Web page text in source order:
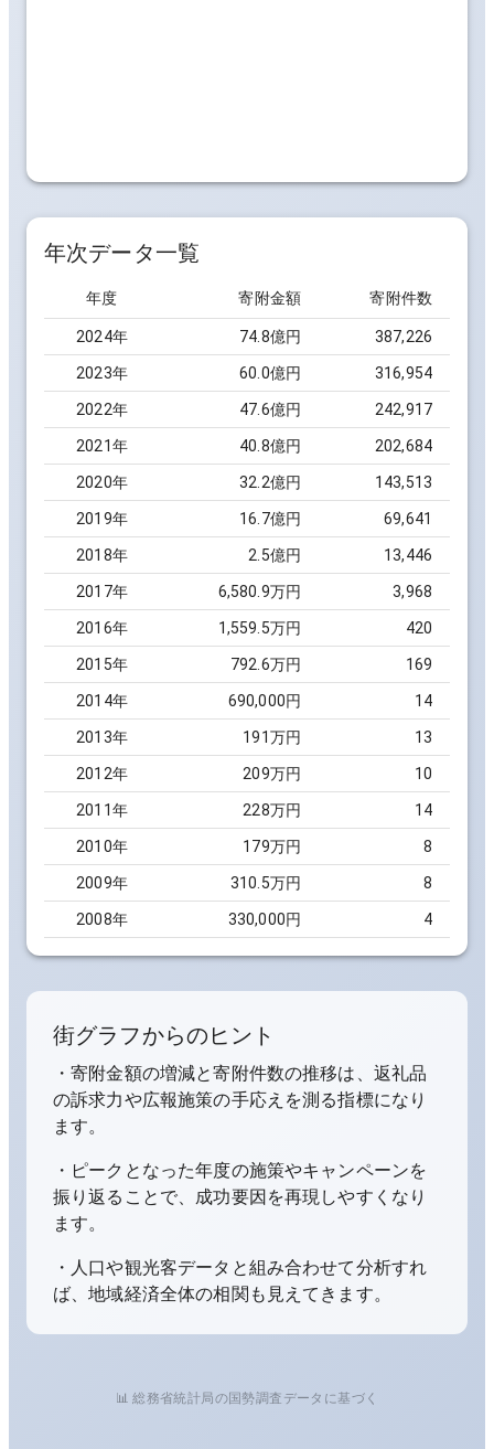
年次データ一覧
年度 寄附金額 寄附件数
2024年 74.8億円 387,226
2023年 60.0億円 316,954
2022年 47.6億円 242,917
2021年 40.8億円 202,684
2020年 32.2億円 143,513
2019年 16.7億円 69,641
2018年 2.5億円 13,446
2017年 6,580.9万円 3,968
2016年 1,559.5万円 420
2015年 792.6万円 169
2014年 690,000円 14
2013年 191万円 13
2012年 209万円 10
2011年 228万円 14
2010年 179万円 8
2009年 310.5万円 8
2008年 330,000円 4
街グラフからのヒント
・寄附金額の増減と寄附件数の推移は、返礼品
の訴求力や広報施策の手応えを測る指標になり
ます。
・ピークとなった年度の施策やキャンペーンを
振り返ることで、成功要因を再現しやすくなり
ます。
・人口や観光客データと組み合わせて分析すれ
ば、地域経済全体の相関も見えてきます。
📊 総務省統計局の国勢調査データに基づく